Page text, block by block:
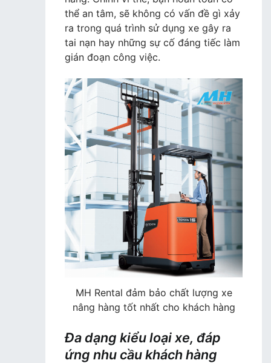
thể an tâm, sẽ không có vấn đề gì xảy
ra trong quá trình sử dụng xe gây ra
tai nạn hay những sự cố đáng tiếc làm
gián đoạn công việc.
MH Rental đảm bảo chất lượng xe
nâng hàng tốt nhất cho khách hàng
Đa dạng kiểu loại xe, đáp
ứng nhu cầu khách hàng